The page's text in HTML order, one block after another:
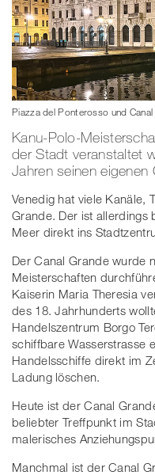
Piazza del Ponterosso und
Kanu-Polo-
der Stadt veranstaltet
Jahren seinen eigenen
Venedig hat viele Kanäle,
Grande. Der ist allerdings
Meer direkt ins
Der Canal Grande wurde
Meisterschaften
Kaiserin Maria Theresia
des 18. Jahrhunderts
Handelszentrum Borgo
schiffbare Wasserstrasse
Handelsschiffe direkt im
Ladung löschen.
Heute ist der Canal
beliebter Treffpunkt im
malerisches
Manchmal ist der Canal